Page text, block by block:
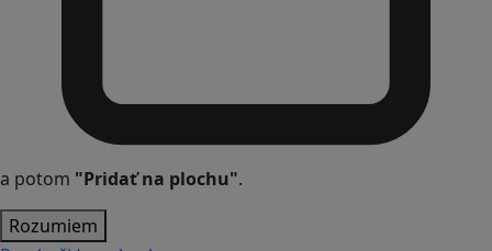
a potom "Pridať na plochu".
Rozumiem